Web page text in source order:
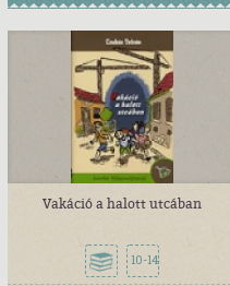
Vakáció a halott utcában
10-14